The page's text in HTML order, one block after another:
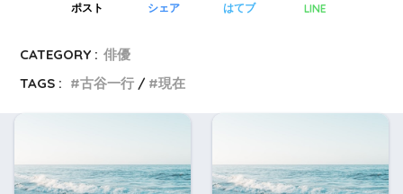
ポスト シェア はてブ LINE
CATEGORY : 俳優
TAGS :
古谷一行 現在